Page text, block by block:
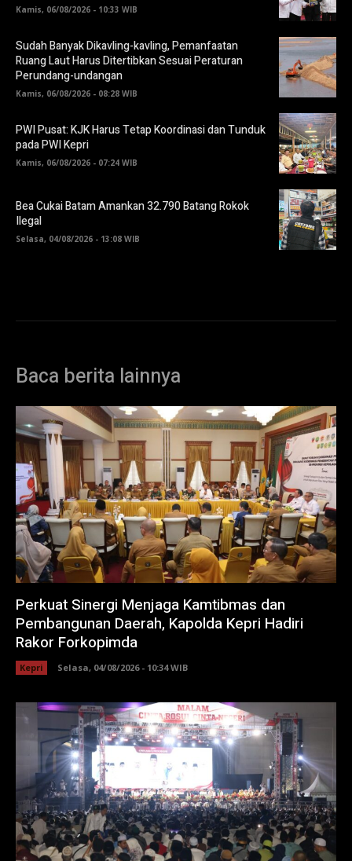
Kamis, 06/08/2026 - 10:33 WIB
Sudah Banyak Dikavling-kavling, Pemanfaatan
Ruang Laut Harus Ditertibkan Sesuai Peraturan
Perundang-undangan
Kamis, 06/08/2026 - 08:28 WIB
PWI Pusat: KJK Harus Tetap Koordinasi dan Tunduk
pada PWI Kepri
Kamis, 06/08/2026 - 07:24 WIB
Bea Cukai Batam Amankan 32.790 Batang Rokok
Ilegal
Selasa, 04/08/2026 - 13:08 WIB
Baca berita lainnya
Perkuat Sinergi Menjaga Kamtibmas dan
Pembangunan Daerah, Kapolda Kepri Hadiri
Rakor Forkopimda
Kepri Selasa, 04/08/2026 - 10:34 WIB